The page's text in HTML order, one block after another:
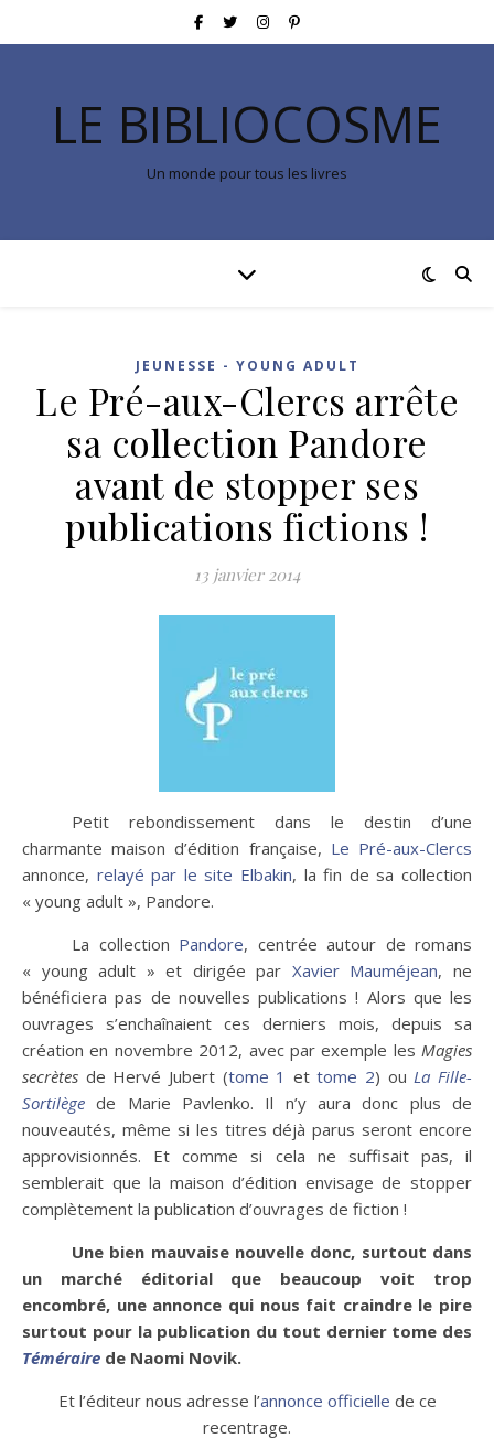
LE BIBLIOCOSME
Un monde pour tous les livres
JEUNESSE - YOUNG ADULT
Le Pré-aux-Clercs arrête
sa collection Pandore
avant de stopper ses
publications fictions !
13 janvier 2014
Petit rebondissement dans le destin d’une
charmante maison d’édition française, Le Pré-aux-Clercs
annonce, relayé par le site Elbakin, la fin de sa collection
« young adult », Pandore.
La collection Pandore, centrée autour de romans
« young adult » et dirigée par Xavier Mauméjean, ne
bénéficiera pas de nouvelles publications ! Alors que les
ouvrages s’enchaînaient ces derniers mois, depuis sa
création en novembre 2012, avec par exemple les Magies
secrètes de Hervé Jubert (tome 1 ettome 2) ouLa Fille-
Sortilège de Marie Pavlenko. Il n’y aura donc plus de
nouveautés, même si les titres déjà parus seront encore
approvisionnés. Et comme si cela ne suffisait pas, il
semblerait que la maison d’édition envisage de stopper
complètement la publication d’ouvrages de fiction !
Une bien mauvaise nouvelle donc, surtout dans
un marché éditorial que beaucoup voit trop
encombré, une annonce qui nous fait craindre le pire
surtout pour la publication du tout dernier tome des
Téméraire de Naomi Novik.
Et l’éditeur nous adresse l’annonce officielle de ce
recentrage.